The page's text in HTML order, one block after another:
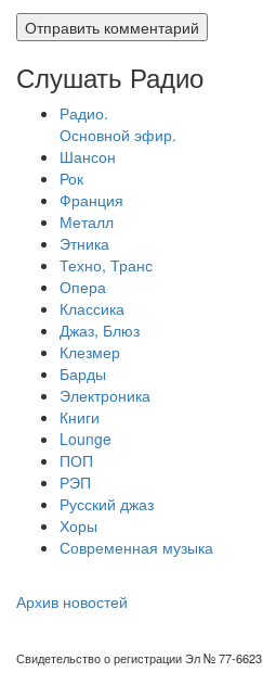
Слушать Радио
Радио.
Основной эфир.
Шансон
Рок
Франция
Металл
Этника
Техно, Транс
Опера
Классика
Джаз, Блюз
Клезмер
Барды
Электроника
Книги
Lounge
ПОП
РЭП
Русский джаз
Хоры
Современная музыка
Архив новостей
Свидетельство о регистрации Эл № 77-6623